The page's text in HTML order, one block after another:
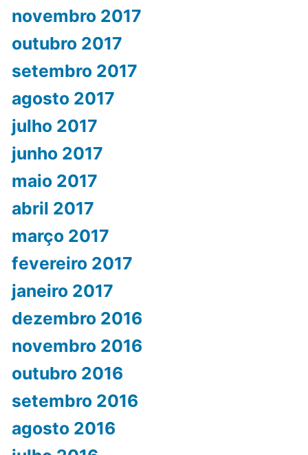
novembro 2017
outubro 2017
setembro 2017
agosto 2017
julho 2017
junho 2017
maio 2017
abril 2017
março 2017
fevereiro 2017
janeiro 2017
dezembro 2016
novembro 2016
outubro 2016
setembro 2016
agosto 2016